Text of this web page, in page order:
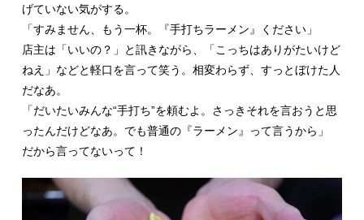
げていない気がする。
「すみません、もう一杯。『手打ちラーメン』ください」
店主は「いいの？」と訊きながら、「こっちはありがたいけど
ねえ」などと軽口を言って笑う。相変わらず、すっとぼけた人
だなあ。
「だいたいみんな“手打ち”を頼むよ。さっきそれを言おうと思
ったんだけどなあ。でも普通の『ラーメン』って言うから」
だから言ってないって！